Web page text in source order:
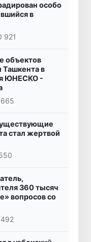
особо
в
921
объектов
Ташкента в
ЮНЕСКО -
стал жертвой
360 тысяч
вопросов со